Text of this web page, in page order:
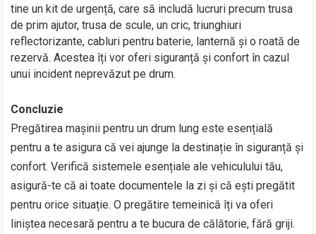
tine un kit de urgență, care să includă lucruri precum trusa
de prim ajutor, trusa de scule, un cric, triunghiuri
reflectorizante, cabluri pentru baterie, lanternă și o roată de
rezervă. Acestea îți vor oferi siguranță și confort în cazul
unui incident neprevăzut pe drum.
Concluzie
Pregătirea mașinii pentru un drum lung este esențială
pentru a te asigura că vei ajunge la destinație în siguranță și
confort. Verifică sistemele esențiale ale vehiculului tău,
asigură-te că ai toate documentele la zi și că ești pregătit
pentru orice situație. O pregătire temeinică îți va oferi
liniștea necesară pentru a te bucura de călătorie, fără griji.